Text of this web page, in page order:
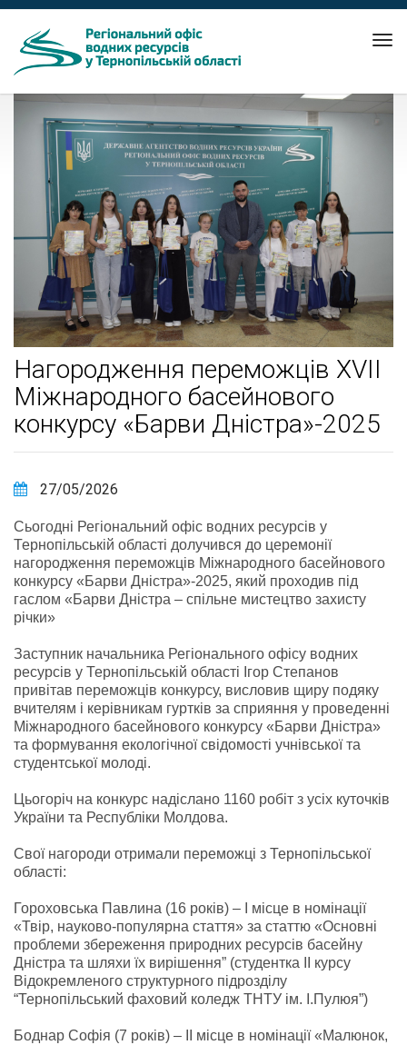
Нагородження переможців XVII
Міжнародного басейнового
конкурсу «Барви Дністра»-2025
27/05/2026
Сьогодні Регіональний офіс водних ресурсів у
Тернопільській області долучився до церемонії
нагородження переможців Міжнародного басейнового
конкурсу «Барви Дністра»-2025, який проходив під
гаслом «Барви Дністра – спільне мистецтво захисту
річки»
Заступник начальника Регіонального офісу водних
ресурсів у Тернопільській області Ігор Степанов
привітав переможців конкурсу, висловив щиру подяку
вчителям і керівникам гуртків за сприяння у проведенні
Міжнародного басейнового конкурсу «Барви Дністра»
та формування екологічної свідомості учнівської та
студентської молоді.
Цьогоріч на конкурс надіслано 1160 робіт з усіх куточків
України та Республіки Молдова.
Свої нагороди отримали переможці з Тернопільської
області:
Гороховська Павлина (16 років) – І місце в номінації
«Твір, науково-популярна стаття» за статтю «Основні
проблеми збереження природних ресурсів басейну
Дністра та шляхи їх вирішення” (студентка ІІ курсу
Відокремленого структурного підрозділу
“Тернопільський фаховий коледж ТНТУ ім. І.Пулюя”)
Боднар Софія (7 років) – II місце в номінації «Малюнок,